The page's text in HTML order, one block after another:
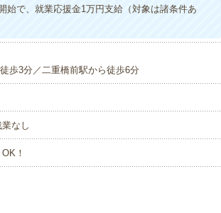
始で、就業応援金1万円支給（対象は諸条件あ
歩3分／二重橋前駅から徒歩6分
なし
！